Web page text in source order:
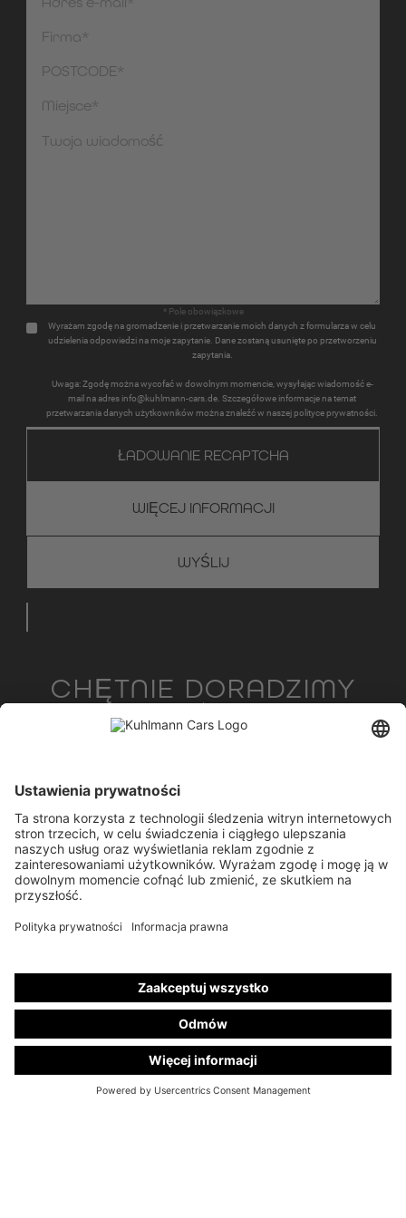
* Pole obowiązkowe
Wyrażam zgodę na gromadzenie i przetwarzanie moich danych z formularza w celu
udzielenia odpowiedzi na moje zapytanie. Dane zostaną usunięte po przetworzeniu
zapytania.
Uwaga: Zgodę można wycofać w dowolnym momencie, wysyłając wiadomość e-
mail na adres info@kuhlmann-cars.de. Szczegółowe informacje na temat
przetwarzania danych użytkowników można znaleźć w naszej polityce prywatności.
ŁADOWANIE RECAPTCHA
WIĘCEJ INFORMACJI
CHĘTNIE DORADZIMY
EKSKLUZYWNE
WIADOMOŚCI